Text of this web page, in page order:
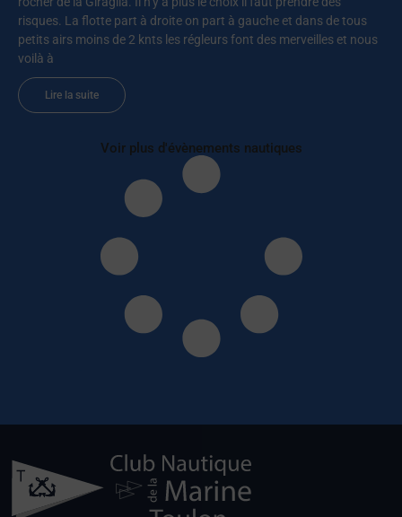
risques. La flotte part à droite on part à gauche et dans de tous
petits airs moins de 2 knts les régleurs font des merveilles et nous
voilà à
Lire la suite
Voir plus d'évènements nautiques